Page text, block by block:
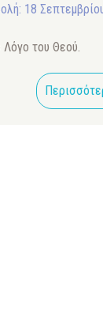
18
του Θεού.